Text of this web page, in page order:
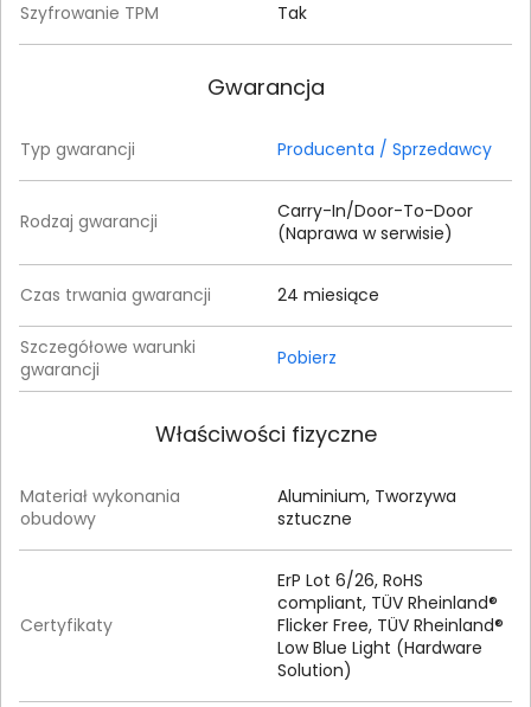
Szyfrowanie TPM Tak
Gwarancja
Typ gwarancji Producenta / Sprzedawcy
Rodzaj gwarancji
Carry-In/Door-To-Door
(Naprawa w serwisie)
Czas trwania gwarancji 24 miesiące
Szczegółowe warunki
gwarancji
Pobierz
Właściwości fizyczne
Materiał wykonania
obudowy
Aluminium, Tworzywa
sztuczne
Certyfikaty
ErP Lot 6/26, RoHS
compliant, TÜV Rheinland®
Flicker Free, TÜV Rheinland®
Low Blue Light (Hardware
Solution)